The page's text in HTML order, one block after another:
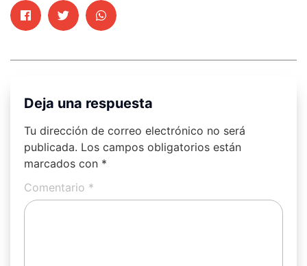
Deja una respuesta
Tu dirección de correo electrónico no será
publicada. Los campos obligatorios están
marcados con *
Comentario *